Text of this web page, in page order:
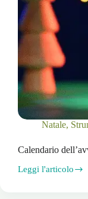
Natale,
Calendario
Leggi l'articolo
Calendario